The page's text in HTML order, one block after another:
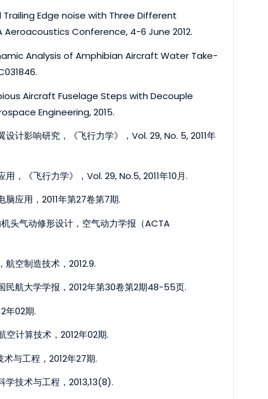
Trailing Edge noise with Three Different
Aeroacoustics Conference, 4-6 June 2012.
Analysis of Amphibian Aircraft Water Take-
Aircraft Fuselage Steps with Decouple
Engineering, 2015.
计影响研究，《飞行力学》，Vol. 29, No. 5, 2011年
，《飞行力学》，Vol. 29, No.5, 2011年10月.
应用，2011年第27卷第7期.
头气动修形设计，空气动力学报（ACTA
空制造技术，2012.9.
民航大学学报，2012年第30卷第2期48-55页.
年02期.
空计算技术，2012年02期.
与工程，2012年27期.
技术与工程，2013,13(8).